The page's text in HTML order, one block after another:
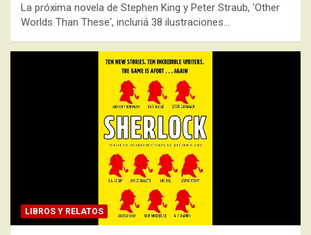
La próxima novela de Stephen King y Peter Straub, 'Other
Worlds Than These', incluriá 38 ilustraciones…
LIBROS Y RELATOS